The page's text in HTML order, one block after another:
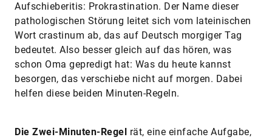
Aufschieberitis: Prokrastination. Der Name dieser
pathologischen Störung leitet sich vom lateinischen
Wort crastinum ab, das auf Deutsch morgiger Tag
bedeutet. Also besser gleich auf das hören, was
schon Oma gepredigt hat: Was du heute kannst
besorgen, das verschiebe nicht auf morgen. Dabei
helfen diese beiden Minuten-Regeln.
Die Zwei-Minuten-Regel rät, eine einfache Aufgabe,